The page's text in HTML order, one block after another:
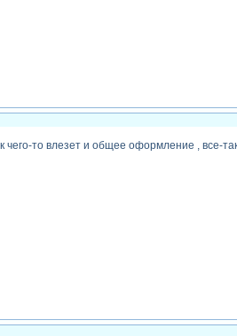
чего-то влезет и общее оформление , все-